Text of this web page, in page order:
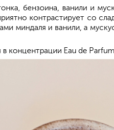
бензоина, ванили и
контрастирует со
миндаля и ванили, а
в концентрации Eau de